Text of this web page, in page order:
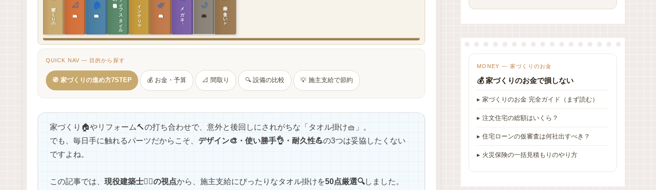
家づくりの教科書 📐
実施設計の教科書
🏠
性能設計の教科書 ラ
イ
フ
ス
タ
イ
ル
の インテリア設計 🌿
敷地設計の教科書 メガネ｜転職 🌙
建築思想の教科書 日本の住まいと作法
QUICK NAV — 目的から探す
🧭 家づくりの進め方7STEP 💰 お金・予算 📐 間取り 🔍 設備の比較 💡 施主支給で節約
家づくり🏠やリフォーム🔨の打ち合わせで、意外と後回しにされがちな「タオル掛け🧺」。
でも、毎日手に触れるパーツだからこそ、 デザイン🎨・使い勝手👌・耐久性💪の3つは妥協したくない
ですよね。
この記事では、 現役建築士👷‍♂️の視点から、施主支給にぴったりなタオル掛けを50点厳選🔍しました。
MONEY — 家づくりのお金
💰 家づくりのお金で損しない
▸ 家づくりのお金 完全ガイド（まず読む）
▸ 注文住宅の総額はいくら？
▸ 住宅ローンの仮審査は何社出すべき？
▸ 火災保険の一括見積もりのやり方